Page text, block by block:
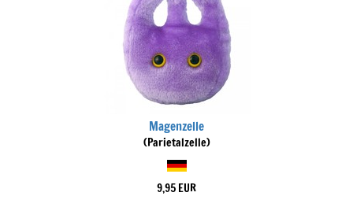
Magenzelle
(Parietalzelle)
9,95 EUR